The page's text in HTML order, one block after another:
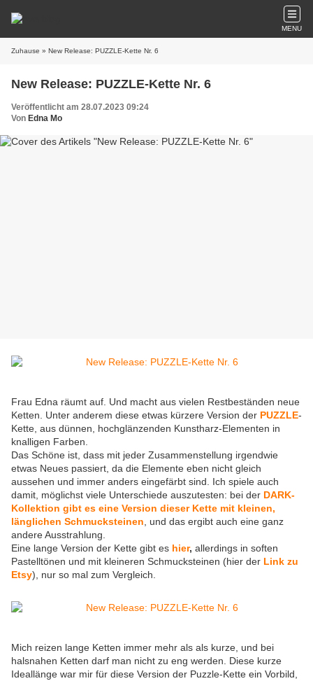
MENU
Zuhause » New Release: PUZZLE-Kette Nr. 6
New Release: PUZZLE-Kette Nr. 6
Veröffentlicht am 28.07.2023 09:24
Von Edna Mo
Frau Edna räumt auf. Und macht aus vielen Restbeständen neue
Ketten. Unter anderem diese etwas kürzere Version der PUZZLE-
Kette, aus dünnen, hochglänzenden Kunstharz-Elementen in
knalligen Farben.
Das Schöne ist, dass mit jeder Zusammenstellung irgendwie
etwas Neues passiert, da die Elemente eben nicht gleich
aussehen und immer anders eingefärbt sind. Ich spiele auch
damit, möglichst viele Unterschiede auszutesten: bei der DARK-
Kollektion gibt es eine Version dieser Kette mit kleinen,
länglichen Schmucksteinen , und das ergibt auch eine ganz
andere Ausstrahlung.
Eine lange Version der Kette gibt es hier, allerdings in soften
Pastelltönen und mit kleineren Schmucksteinen (hier der Link zu
Etsy), nur so mal zum Vergleich.
Mich reizen lange Ketten immer mehr als als kurze, und bei
halsnahen Ketten darf man nicht zu eng werden. Diese kurze
Ideallänge war mir für diese Version der Puzzle-Kette ein Vorbild,